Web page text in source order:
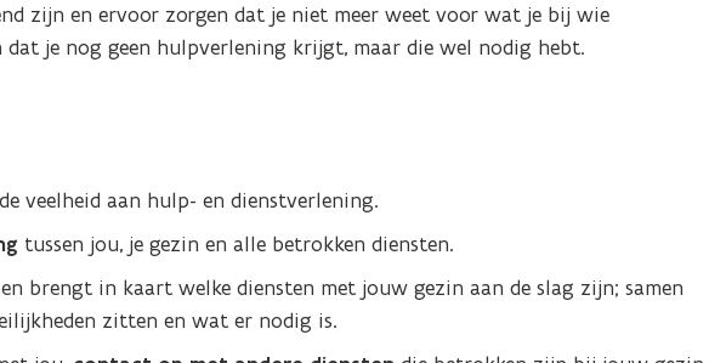
zijn en ervoor zorgen dat je niet meer weet voor wat je bij wie
je nog geen hulpverlening krijgt, maar die wel nodig hebt.
veelheid aan hulp- en dienstverlening.
tussen jou, je gezin en alle betrokken diensten.
brengt in kaart welke diensten met jouw gezin aan de slag zijn; samen
zitten en wat er nodig is.